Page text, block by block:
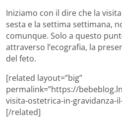
Iniziamo con il dire che la
sesta e la settima settimana,
comunque. Solo a questo
attraverso l’ecografia, la
del feto.
[related layout=”big”
permalink=”https://
visita-ostetrica-in-gravidanza-
[/related]